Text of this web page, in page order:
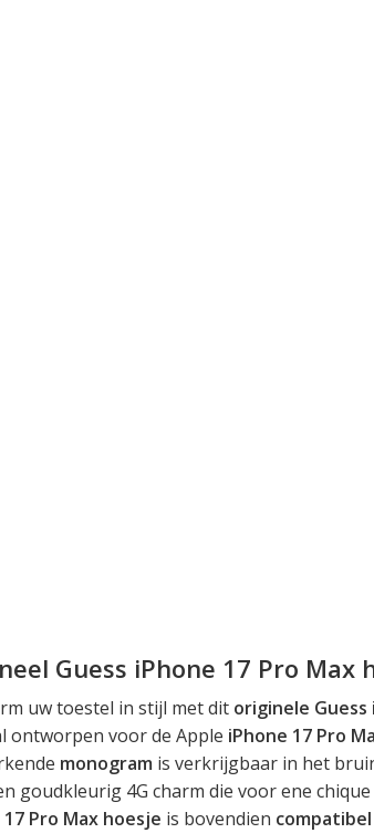
Guess iPhone 17 Pro Max
uw toestel in stijl met dit originele Guess
ontworpen voor de Apple iPhone 17 Pro
monogram is verkrijgbaar in het
goudkleurig 4G charm die voor ene
Pro Max hoesje is bovendien